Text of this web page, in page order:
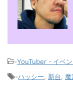
-YouTuber・イベ
-ハッシー, 新台,